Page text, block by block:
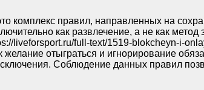
комплекс правил, направленных на
как развлечение, а не как
liveforsport.ru/full-text/1519-blokcheyn-i-
желание отыграться и игнорирование
Соблюдение данных правил